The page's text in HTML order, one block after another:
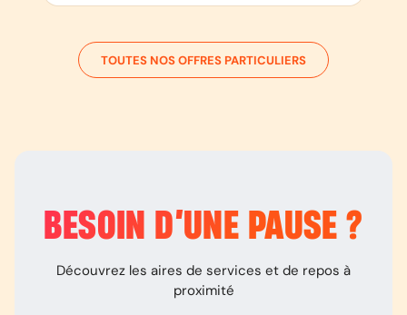
TOUTES NOS OFFRES PARTICULIERS
BESOIN D’UNE PAUSE ?
Découvrez les aires de services et de repos à
proximité